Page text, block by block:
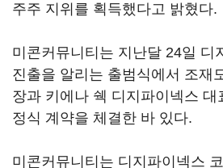
주주 지위를 획득했다고 밝혔다.
미콘커뮤니티는 지난달 24일 디
진출을 알리는 출범식에서 조재
장과 키에나 쉑 디지파이넥스 대
정식 계약을 체결한 바 있다.
미콘커뮤니티는 디지파이넥스